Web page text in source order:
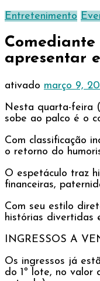
Entretenimento
apresentar
ativado março 9,
Nesta quarta-feira
sobe ao palco é o
Com classificação
o retorno do
O espetáculo traz
financeiras,
Com seu estilo
histórias divertidas
INGRESSOS A
Os ingressos já
do 1º lote, no